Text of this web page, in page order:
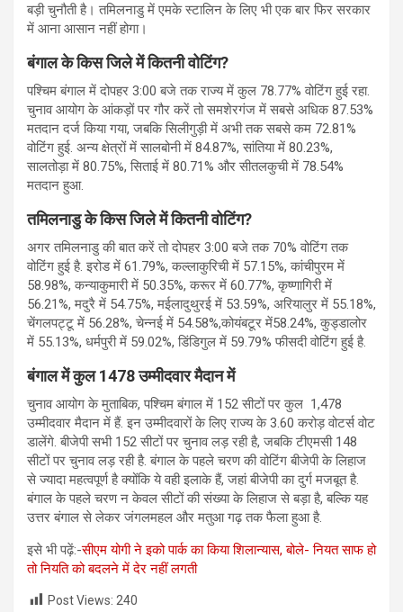
बड़ी चुनौती है। तमिलनाडु में एमके स्टालिन के लिए भी एक बार फिर सरकार
में आना आसान नहीं होगा।
बंगाल के किस जिले में कितनी वोटिंग?
पश्चिम बंगाल में दोपहर 3:00 बजे तक राज्य में कुल 78.77% वोटिंग हुई रहा.
चुनाव आयोग के आंकड़ों पर गौर करें तो समशेरगंज में सबसे अधिक 87.53%
मतदान दर्ज किया गया, जबकि सिलीगुड़ी में अभी तक सबसे कम 72.81%
वोटिंग हुई. अन्य क्षेत्रों में सालबोनी में 84.87%, सांतिया में 80.23%,
सालतोड़ा में 80.75%, सिताई में 80.71% और सीतलकुची में 78.54%
मतदान हुआ.
तमिलनाडु के किस जिले में कितनी वोटिंग?
अगर तमिलनाडु की बात करें तो दोपहर 3:00 बजे तक 70% वोटिंग तक
वोटिंग हुई है. इरोड में 61.79%, कल्लाकुरिची में 57.15%, कांचीपुरम में
58.98%, कन्याकुमारी में 50.35%, करूर में 60.77%, कृष्णागिरी में
56.21%, मदुरै में 54.75%, मईलादुथुरई में 53.59%, अरियालुर में 55.18%,
चेंगलपट्टू में 56.28%, चेन्नई में 54.58%,कोयंबटूर में58.24%, कुड्डालोर
में 55.13%, धर्मपुरी में 59.02%, डिंडिगुल में 59.79% फीसदी वोटिंग हुई है.
बंगाल में कुल 1478उम्मीदवार मैदान में
चुनाव आयोग के मुताबिक, पश्चिम बंगाल में 152 सीटों पर कुल 1,478
उम्मीदवार मैदान में हैं. इन उम्मीदवारों के लिए राज्य के 3.60 करोड़ वोटर्स वोट
डालेंगे. बीजेपी सभी 152 सीटों पर चुनाव लड़ रही है, जबकि टीएमसी 148
सीटों पर चुनाव लड़ रही है. बंगाल के पहले चरण की वोटिंग बीजेपी के लिहाज
से ज्यादा महत्वपूर्ण है क्योंकि ये वही इलाके हैं, जहां बीजेपी का दुर्ग मजबूत है.
बंगाल के पहले चरण न केवल सीटों की संख्या के लिहाज से बड़ा है, बल्कि यह
उत्तर बंगाल से लेकर जंगलमहल और मतुआ गढ़ तक फैला हुआ है.
इसे भी पढ़ें:-सीएम योगी ने इको पार्क का किया शिलान्यास, बोले- नियत साफ हो
तो नियति को बदलने में देर नहीं लगती
Post Views: 240